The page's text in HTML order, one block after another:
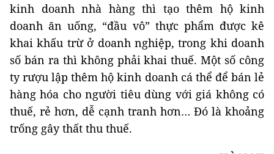
kinh doanh nhà hàng thì tạo thêm hộ kinh
doanh ăn uống, “đầu vô” thực phẩm được kê
khai khấu trừ ở doanh nghiệp, trong khi doanh
số bán ra thì không phải khai thuế. Một số công
ty rượu lập thêm hộ kinh doanh cá thể để bán lẻ
hàng hóa cho người tiêu dùng với giá không có
thuế, rẻ hơn, dễ cạnh tranh hơn… Đó là khoảng
trống gây thất thu thuế.